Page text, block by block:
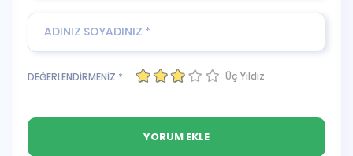
DEĞERLENDİRMENİZ * Üç Yıldız